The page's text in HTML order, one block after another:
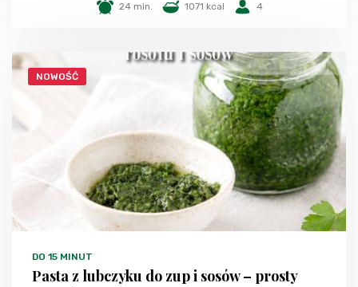
24 min. 1071 kcal 4
NOWOŚĆ
DO 15 MINUT
Pasta z lubczyku do zup i sosów – prosty